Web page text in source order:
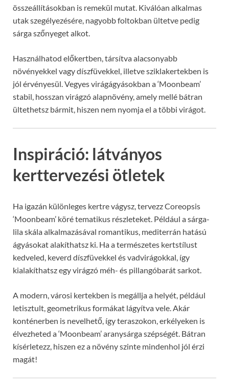
összeállításokban is remekül mutat. Kiválóan alkalmas
utak szegélyezésére, nagyobb foltokban ültetve pedig
sárga szőnyeget alkot.
Használhatod előkertben, társítva alacsonyabb
növényekkel vagy díszfüvekkel, illetve sziklakertekben is
jól érvényesül. Vegyes virágágyásokban a ‘Moonbeam’
stabil, hosszan virágzó alapnövény, amely mellé bátran
ültethetsz bármit, hiszen nem nyomja el a többi virágot.
Inspiráció: látványos
kerttervezési ötletek
Ha igazán különleges kertre vágysz, tervezz Coreopsis
‘Moonbeam’ köré tematikus részleteket. Például a sárga-
lila skála alkalmazásával romantikus, mediterrán hatású
ágyásokat alakíthatsz ki. Ha a természetes kertstílust
kedveled, keverd díszfüvekkel és vadvirágokkal, így
kialakíthatsz egy virágzó méh- és pillangóbarát sarkot.
A modern, városi kertekben is megállja a helyét, például
letisztult, geometrikus formákat lágyítva vele. Akár
konténerben is nevelhető, így teraszokon, erkélyeken is
élvezheted a ‘Moonbeam’ aranysárga szépségét. Bátran
kísérletezz, hiszen ez a növény szinte mindenhol jól érzi
magát!